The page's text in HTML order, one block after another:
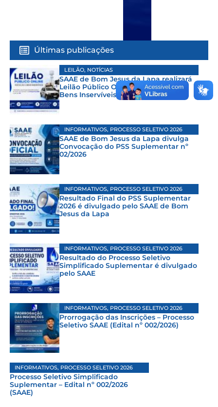
Últimas publicações
LEILÃO, NOTÍCIAS
SAAE de Bom Jesus da Lapa realizará
Leilão Público Online de Veículos e
Bens Inservíveis
INFORMATIVOS, PROCESSO SELETIVO 2026
SAAE de Bom Jesus da Lapa divulga
Convocação do PSS Suplementar nº
02/2026
INFORMATIVOS, PROCESSO SELETIVO 2026
Resultado Final do PSS Suplementar
2026 é divulgado pelo SAAE de Bom
Jesus da Lapa
INFORMATIVOS, PROCESSO SELETIVO 2026
Resultado do Processo Seletivo
Simplificado Suplementar é divulgado
pelo SAAE
INFORMATIVOS, PROCESSO SELETIVO 2026
Prorrogação das Inscrições – Processo
Seletivo SAAE (Edital nº 002/2026)
INFORMATIVOS, PROCESSO SELETIVO 2026
Processo Seletivo Simplificado
Suplementar – Edital nº 002/2026
(SAAE)